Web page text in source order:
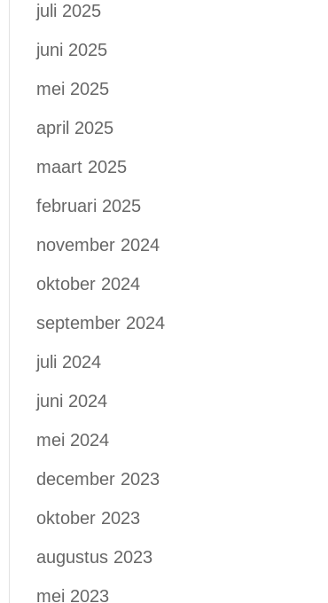
juli 2025
juni 2025
mei 2025
april 2025
maart 2025
februari 2025
november 2024
oktober 2024
september 2024
juli 2024
juni 2024
mei 2024
december 2023
oktober 2023
augustus 2023
mei 2023